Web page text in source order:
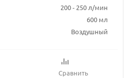
200 - 250 л/мин
600 мл
Воздушный
Сравнить